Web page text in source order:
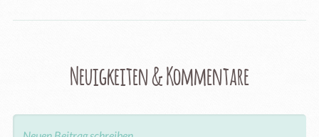
Neuigkeiten & Kommentare